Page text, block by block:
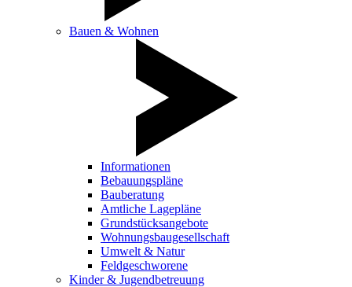
Bauen & Wohnen
Informationen
Bebauungspläne
Bauberatung
Amtliche Lagepläne
Grundstücksangebote
Wohnungsbaugesellschaft
Umwelt & Natur
Feldgeschworene
Kinder & Jugendbetreuung